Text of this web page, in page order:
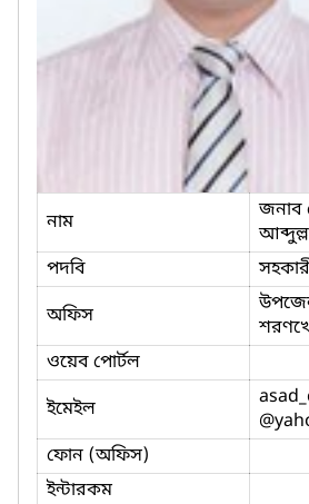
নাম
জনাব
পদবি
অফিস
ওয়েব পোর্টল
ইমেইল
ফোন (অফিস)
ইন্টারকম